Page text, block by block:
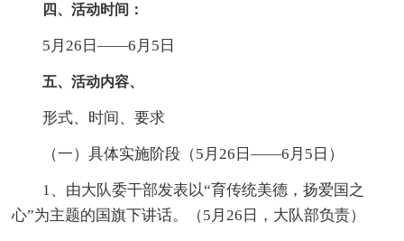
四、活动时间：
5月26日——6月5日
五、活动内容、
形式、时间、要求
（一）具体实施阶段（5月26日——6月5日）
1、由大队委干部发表以“育传统美德，扬爱国之
心”为主题的国旗下讲话。（5月26日，大队部负责）